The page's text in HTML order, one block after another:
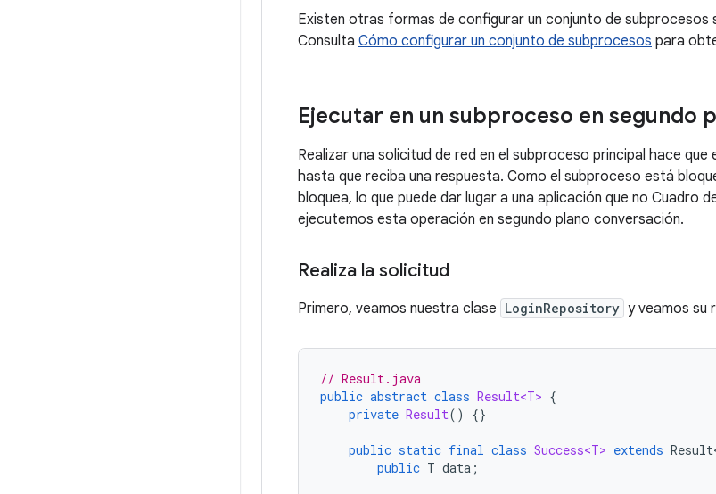
Existen otras formas de configurar un conjunto de subprocesos
Consulta Cómo configurar un conjunto de subprocesos para
Ejecutar en un subproceso en segundo
Realizar una solicitud de red en el subproceso principal hace
hasta que reciba una respuesta. Como el subproceso está
bloquea, lo que puede dar lugar a una aplicación que no Cuadro
ejecutemos esta operación en segundo plano conversación.
Realiza la solicitud
Primero, veamos nuestra clase LoginRepository y veamos su
// Result.java
public abstract class Result<T> {
private Result() {}
public static final class Success<T> extends
public T data ;